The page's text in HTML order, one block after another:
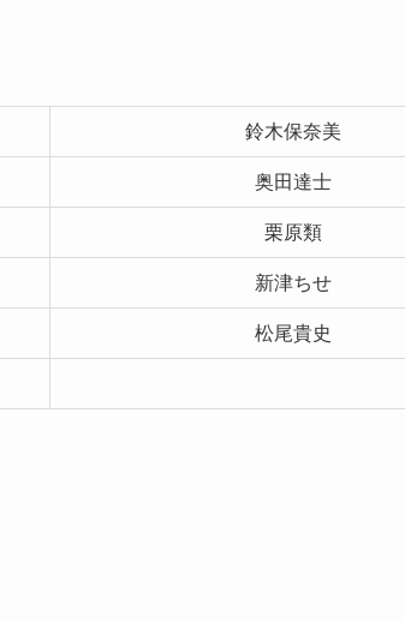
鈴木保奈美
奥田達士
栗原類
新津ちせ
松尾貴史